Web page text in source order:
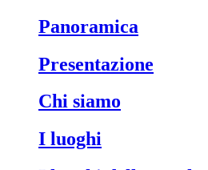
Panoramica
Presentazione
Chi siamo
I luoghi